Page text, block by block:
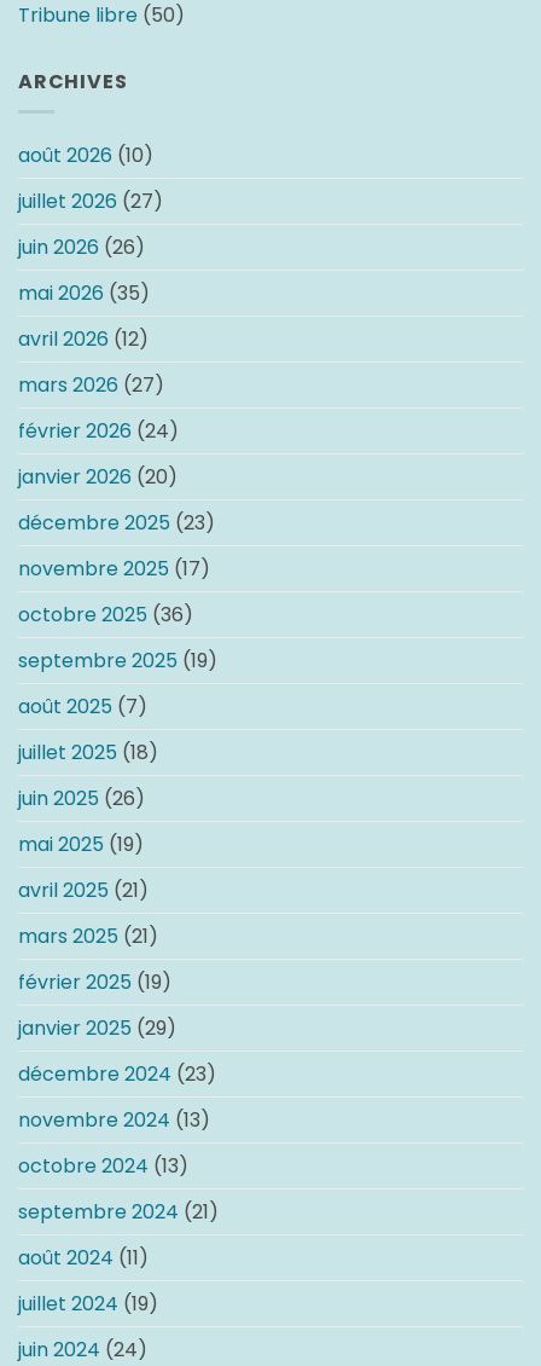
Tribune libre (50)
ARCHIVES
août 2026 (10)
juillet 2026 (27)
juin 2026 (26)
mai 2026 (35)
avril 2026 (12)
mars 2026 (27)
février 2026 (24)
janvier 2026 (20)
décembre 2025 (23)
novembre 2025 (17)
octobre 2025 (36)
septembre 2025 (19)
août 2025 (7)
juillet 2025 (18)
juin 2025 (26)
mai 2025 (19)
avril 2025 (21)
mars 2025 (21)
février 2025 (19)
janvier 2025 (29)
décembre 2024 (23)
novembre 2024 (13)
octobre 2024 (13)
septembre 2024 (21)
août 2024 (11)
juillet 2024 (19)
juin 2024 (24)